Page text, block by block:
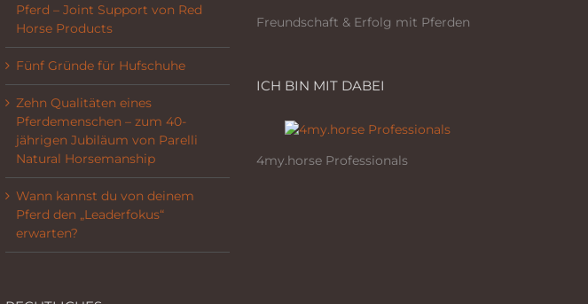
Pferd – Joint Support von Red
Horse Products
Fünf Gründe für Hufschuhe
Zehn Qualitäten eines
Pferdemenschen – zum 40-
jährigen Jubiläum von Parelli
Natural Horsemanship
Wann kannst du von deinem
Pferd den „Leaderfokus“
erwarten?
Freundschaft & Erfolg mit Pferden
ICH BIN MIT DABEI
4my.horse Professionals